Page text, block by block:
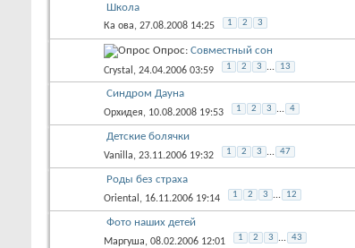
Школа
Ка ова, 27.08.2008 14:25 1 2 3
Опрос: Совместный сон
Crystal , 24.04.2006 03:59 1 2 3 ... 13
Синдром Дауна
Орхидея, 10.08.2008 19:53 1 2 3 ... 4
Детские болячки
Vanilla, 23.11.2006 19:32 1 2 3 ... 47
Роды без страха
Oriental , 16.11.2006 19:14 1 2 3 ... 12
Фото наших детей
Маргуша, 08.02.2006 12:01 1 2 3 ... 43